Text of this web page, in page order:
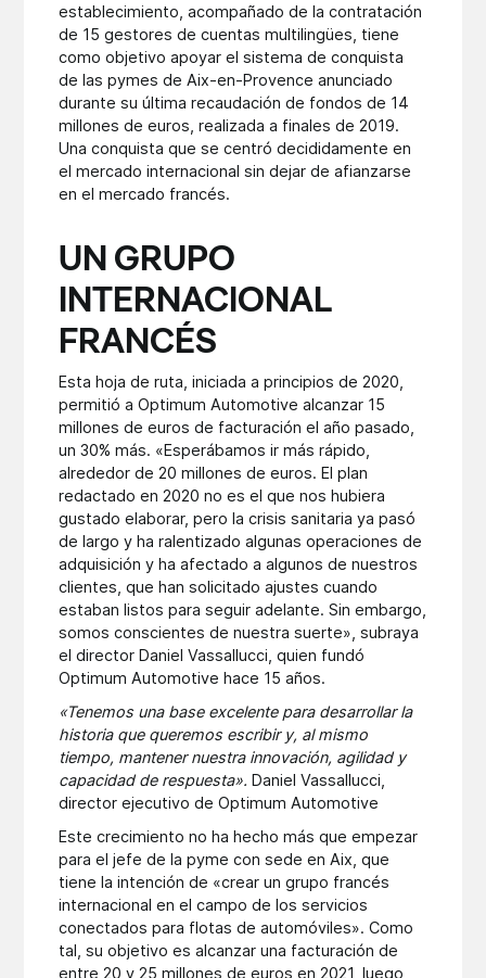
establecimiento, acompañado de la contratación
de 15 gestores de cuentas multilingües, tiene
como objetivo apoyar el sistema de conquista
de las pymes de Aix-en-Provence anunciado
durante su última recaudación de fondos de 14
millones de euros, realizada a finales de 2019.
Una conquista que se centró decididamente en
el mercado internacional sin dejar de afianzarse
en el mercado francés.
UN GRUPO
INTERNACIONAL
FRANCÉS
Esta hoja de ruta, iniciada a principios de 2020,
permitió a Optimum Automotive alcanzar 15
millones de euros de facturación el año pasado,
un 30% más. «Esperábamos ir más rápido,
alrededor de 20 millones de euros. El plan
redactado en 2020 no es el que nos hubiera
gustado elaborar, pero la crisis sanitaria ya pasó
de largo y ha ralentizado algunas operaciones de
adquisición y ha afectado a algunos de nuestros
clientes, que han solicitado ajustes cuando
estaban listos para seguir adelante. Sin embargo,
somos conscientes de nuestra suerte», subraya
el director Daniel Vassallucci, quien fundó
Optimum Automotive hace 15 años.
«Tenemos una base excelente para desarrollar la
historia que queremos escribir y, al mismo
tiempo, mantener nuestra innovación, agilidad y
capacidad de respuesta». Daniel Vassallucci,
director ejecutivo de Optimum Automotive
Este crecimiento no ha hecho más que empezar
para el jefe de la pyme con sede en Aix, que
tiene la intención de «crear un grupo francés
internacional en el campo de los servicios
conectados para flotas de automóviles». Como
tal, su objetivo es alcanzar una facturación de
entre 20 y 25 millones de euros en 2021, luego